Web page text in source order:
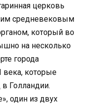
церковь
средневековым
который во
на несколько
города
века, которые
Голландии.
один из двух